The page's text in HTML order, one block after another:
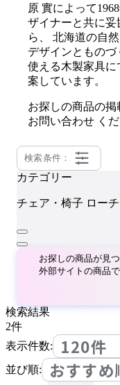
原 實によって
ザイナーと共に
ら、 北海道の自
デザインともの
使える木製家具
案しています。
お探しの商品の
お問い合わせ く
検索条件：
カテゴリー
チェア・椅子 ロー
お探しの商品が見
外部サイトの商品
検索結果
2件
表示件数:
120件
並び順: おすすめ